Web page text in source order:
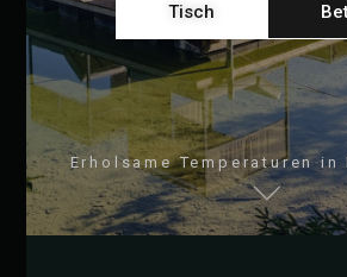
Tisch
Erholsame Temperaturen